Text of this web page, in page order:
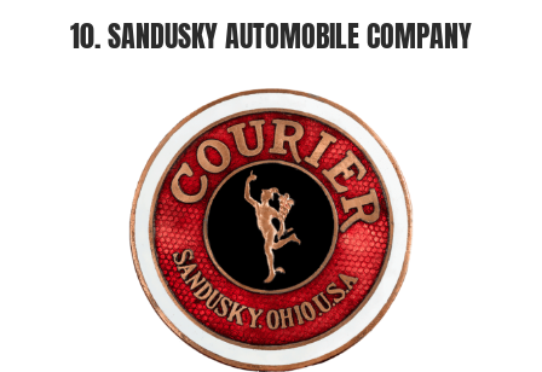
10. SANDUSKY AUTOMOBILE COMPANY